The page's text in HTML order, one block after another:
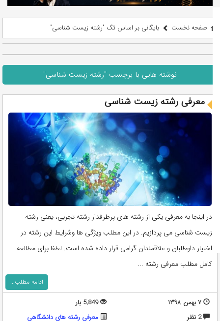
صفحه نخست بایگانی بر اساس تگ "رشته زیست شناسی"
نوشته هایی با برچسب "رشته زیست شناسی"
معرفی رشته زیست شناسی
در اینجا به معرفی یکی از رشته های پرطرفدار رشته تجربی، یعنی رشته
زیست شناسی می پردازیم. در این مطلب ویژگی ها وشرایط این رشته در
اختیار داوطلبان و علاقمندان گرامی قرار داده شده است. لطفا برای مطالعه
کامل مطلب معرفی رشته ...
ادامه مطلب...
۷ بهمن ۱۳۹۸
5,849 بار
2 نظر
معرفی رشته های دانشگاهی